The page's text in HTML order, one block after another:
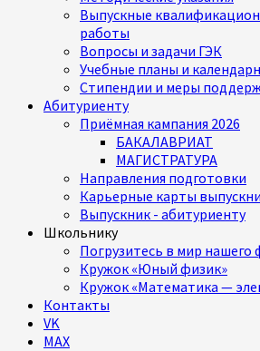
Выпускные
работы
Вопросы и задачи ГЭК
Учебные планы и
Стипендии и меры
Абитуриенту
Приёмная кампания 2026
БАКАЛАВРИАТ
МАГИСТРАТУРА
Направления подготовки
Карьерные карты
Выпускник - абитуриенту
Школьнику
Погрузитесь в мир нашего
Кружок «Юный физик»
Кружок «Математика —
Контакты
VK
MAX